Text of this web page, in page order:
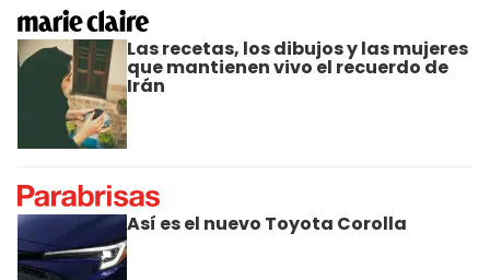
Las recetas, los dibujos y las mujeres
que mantienen vivo el recuerdo de
Irán
Así es el nuevo Toyota Corolla